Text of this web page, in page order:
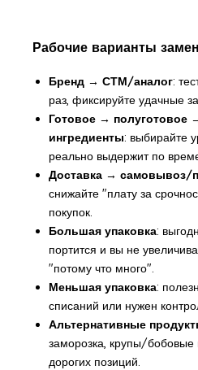
Рабочие варианты
Бренд → СТМ/аналог:
раз, фиксируйте удачные
Готовое → полуготовое
ингредиенты: выбирайте
реально выдержит по
Доставка → самовывоз/
снижайте "плату за
покупок.
Большая упаковка:
портится и вы не
"потому что много".
Меньшая упаковка:
списаний или нужен
Альтернативные
заморозка, крупы/бобовые
дорогих позиций.